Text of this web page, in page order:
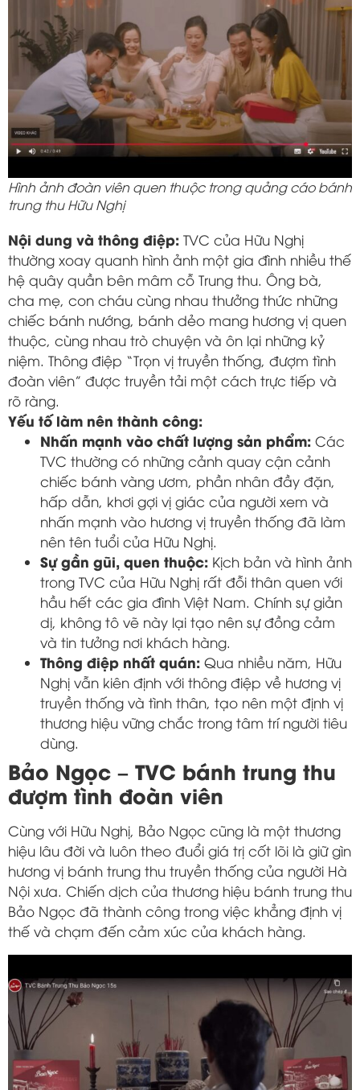
Hình ảnh đoàn viên quen thuộc trong quảng cáo bánh
trung thu Hữu Nghị
Nội dung và thông điệp: TVC của Hữu Nghị
thường xoay quanh hình ảnh một gia đình nhiều thế
hệ quây quần bên mâm cỗ Trung thu. Ông bà,
cha mẹ, con cháu cùng nhau thưởng thức những
chiếc bánh nướng, bánh dẻo mang hương vị quen
thuộc, cùng nhau trò chuyện và ôn lại những kỷ
niệm. Thông điệp “Trọn vị truyền thống, đượm tình
đoàn viên” được truyền tải một cách trực tiếp và
rõ ràng.
Yếu tố làm nên thành công:
Nhấn mạnh vào chất lượng sản phẩm: Các
TVC thường có những cảnh quay cận cảnh
chiếc bánh vàng ươm, phần nhân đầy đặn,
hấp dẫn, khơi gợi vị giác của người xem và
nhấn mạnh vào hương vị truyền thống đã làm
nên tên tuổi của Hữu Nghị.
Sự gần gũi, quen thuộc: Kịch bản và hình ảnh
trong TVC của Hữu Nghị rất đỗi thân quen với
hầu hết các gia đình Việt Nam. Chính sự giản
dị, không tô vẽ này lại tạo nên sự đồng cảm
và tin tưởng nơi khách hàng.
Thông điệp nhất quán: Qua nhiều năm, Hữu
Nghị vẫn kiên định với thông điệp về hương vị
truyền thống và tình thân, tạo nên một định vị
thương hiệu vững chắc trong tâm trí người tiêu
dùng.
Bảo Ngọc – TVC bánh trung thu
đượm tình đoàn viên
Cùng với Hữu Nghị, Bảo Ngọc cũng là một thương
hiệu lâu đời và luôn theo đuổi giá trị cốt lõi là giữ gìn
hương vị bánh trung thu truyền thống của người Hà
Nội xưa. Chiến dịch của thương hiệu bánh trung thu
Bảo Ngọc đã thành công trong việc khẳng định vị
thế và chạm đến cảm xúc của khách hàng.